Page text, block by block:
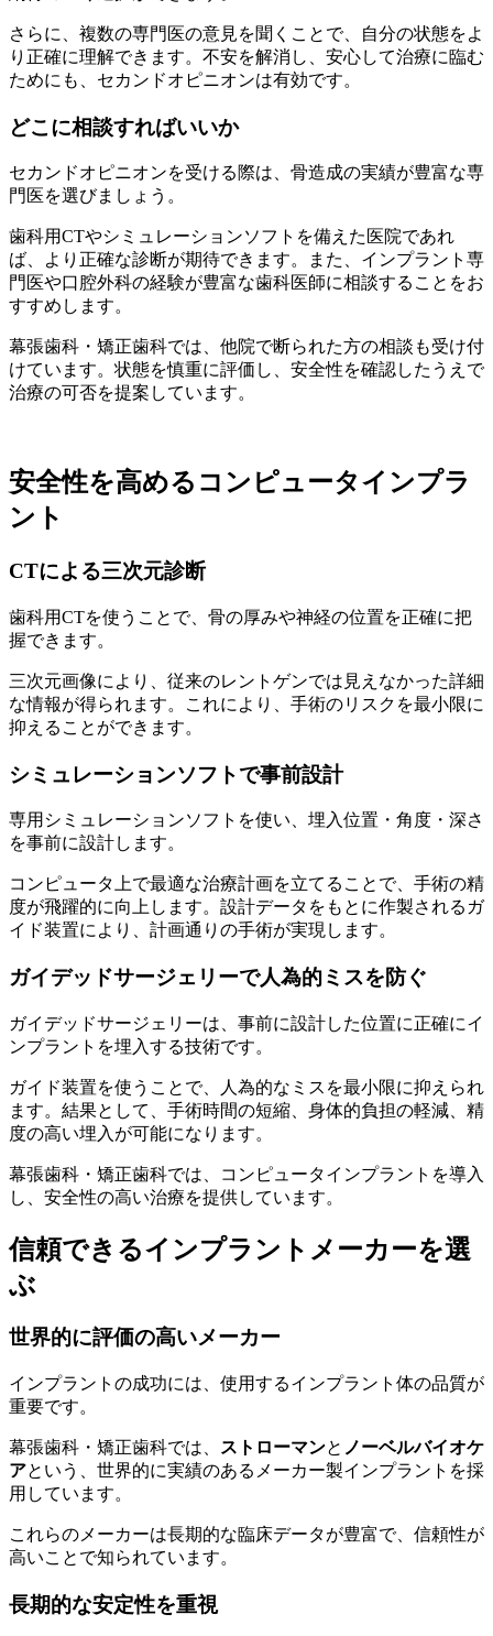
さらに、複数の専門医の意見を聞くことで、自分の状態をよ
り正確に理解できます。不安を解消し、安心して治療に臨む
ためにも、セカンドオピニオンは有効です。
どこに相談すればいいか
セカンドオピニオンを受ける際は、骨造成の実績が豊富な専
門医を選びましょう。
歯科用CTやシミュレーションソフトを備えた医院であれ
ば、より正確な診断が期待できます。また、インプラント専
門医や口腔外科の経験が豊富な歯科医師に相談することをお
すすめします。
幕張歯科・矯正歯科では、他院で断られた方の相談も受け付
けています。状態を慎重に評価し、安全性を確認したうえで
治療の可否を提案しています。
安全性を高めるコンピュータインプラ
ント
CTによる三次元診断
歯科用CTを使うことで、骨の厚みや神経の位置を正確に把
握できます。
三次元画像により、従来のレントゲンでは見えなかった詳細
な情報が得られます。これにより、手術のリスクを最小限に
抑えることができます。
シミュレーションソフトで事前設計
専用シミュレーションソフトを使い、埋入位置・角度・深さ
を事前に設計します。
コンピュータ上で最適な治療計画を立てることで、手術の精
度が飛躍的に向上します。設計データをもとに作製されるガ
イド装置により、計画通りの手術が実現します。
ガイデッドサージェリーで人為的ミスを防ぐ
ガイデッドサージェリーは、事前に設計した位置に正確にイ
ンプラントを埋入する技術です。
ガイド装置を使うことで、人為的なミスを最小限に抑えられ
ます。結果として、手術時間の短縮、身体的負担の軽減、精
度の高い埋入が可能になります。
幕張歯科・矯正歯科では、コンピュータインプラントを導入
し、安全性の高い治療を提供しています。
信頼できるインプラントメーカーを選
ぶ
世界的に評価の高いメーカー
インプラントの成功には、使用するインプラント体の品質が
重要です。
幕張歯科・矯正歯科では、 ストローマンと ノーベルバイオケ
アという、世界的に実績のあるメーカー製インプラントを採
用しています。
これらのメーカーは長期的な臨床データが豊富で、信頼性が
高いことで知られています。
長期的な安定性を重視